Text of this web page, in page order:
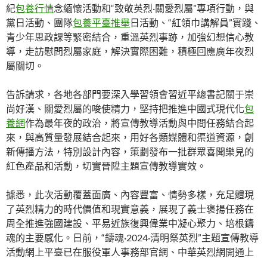
紀包養行情念緬懷活動和“致敬英烈·關愛烈屬”專項行動，與
黨日活動、團隊包養平臺推舉日活動、“紅領巾講解員”實踐、
青少年思政課等緊密結合，重溫英烈事跡，加強幻想信心教
導，走訪慰問烈屬家庭，解決實際困難，積極回應廣年夜烈
屬關切。
告訴請求，各地各部門要深入學習領會習近平總書記關于崇
尚好漢、關愛烈屬的唆使精力，堅持把推進中國式現代化包
養網作為最年夜的政治，將宣傳教導活動與中間任務結合起
來，與高質量發展結合起來，用好各類媒體和渠道資源，創
新傳播方法，特別設計內容，策劃發布一批群眾喜聞樂見的
紅色產品和活動，切實晉陞主題宣傳教導實效。
據悉，此次活動覆蓋面廣、內容豐富、情勢多樣，充足體現
了英烈精力的時代價值和現實意義，展現了義士褒揚任務在
周全推進強國建設、平易近族復興偉業中凝心聚力、培根鑄
魂的主要感化。日前，“鑄魂·2024·清明祭英烈”主題宣傳教導
活動網上平臺已在服役軍人事務部官網、中華英烈網開通上